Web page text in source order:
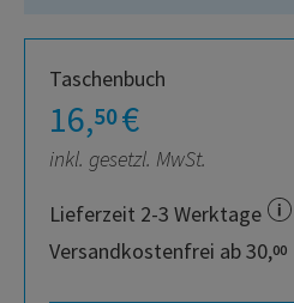
Taschenbuch
16,50€
inkl. gesetzl. MwSt.
Lieferzeit 2-3 Werktage
Versandkostenfrei ab 30,00